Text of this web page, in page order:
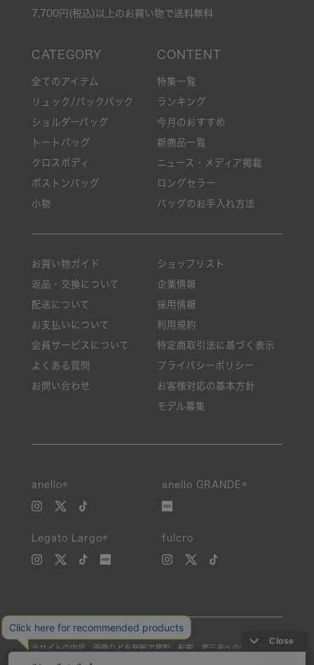
7,700円(税込)以上のお買い物で送料無料
全てのアイテム
リュック/バックパック
ショルダーバッグ
トートバッグ
クロスボディ
ボストンバッグ
小物
特集一覧
ランキング
今月のおすすめ
新商品一覧
ニュース・メディア掲載
ロングセラー
バッグのお手入れ方法
お買い物ガイド
返品・交換について
配送について
お支払いについて
会員サービスについて
よくある質問
お問い合わせ
ショップリスト
企業情報
採用情報
利用規約
特定商取引法に基づく表示
プライバシーポリシー
お客様対応の基本方針
モデル募集
anello® anello GRANDE®
Legato Largo® fulcro
当サイトの内容、画像などを無断で複製、転載、第三者への譲渡などを